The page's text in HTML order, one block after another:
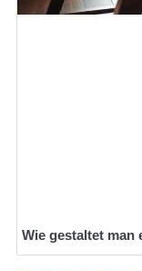
Wie gestaltet man